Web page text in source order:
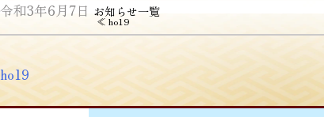
令和3年6月7日 お知らせ一覧
ho19
投
ナ
ビ
≪ho19